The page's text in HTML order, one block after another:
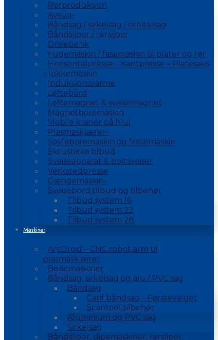
Rørproduksjon
Avsug-
Båndsag / sirkelsag / orbitalsag
Båndsliper / rørsliper
Dreiebenk
Fugemaskin / fasemaskin til plater og rør
Horisontalpresse – Kantpresse – Platesaks
– lokkemaskin
Induksjonsvarme
Løftebord
Løftemagnet & sveisemagnet
Magnetboremaskin
Mobile kraner på hjul
Plasmaskjærer-
Søyleboremaskin og fresemaskin
Skrustikke tilbud
Sveiseapparat & boltsveiser
Verkstedpresse
Gjengemaskin-
Sveisebord tilbud og tilbehør
Tilbud system 16
Tilbud system 22
Tilbud system 28
Maskiner
ArcDroid – CNC robot arm til
plasmaskjærer
Beisemaskiner
Båndsag, sirkelsag og alu / PVC sag
Båndsag
Carif båndsag – Førstevalget
Scantool tilbehør
Aluminium og PVC sag
Sirkelsag
Båndsliper, slipemaskiner, rørsliper,